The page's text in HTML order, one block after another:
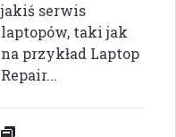
jakiś serwis
laptopów, taki jak
na przykład Laptop
Repair...